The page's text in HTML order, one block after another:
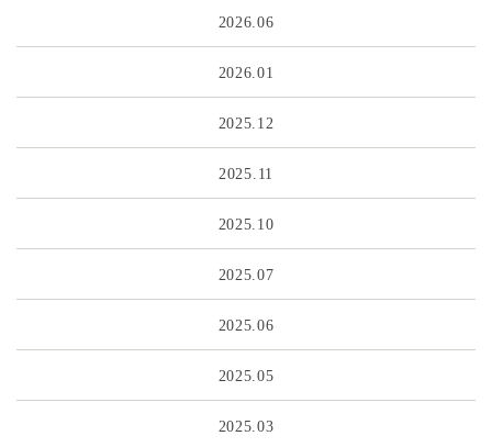
2026.06
2026.01
2025.12
2025.11
2025.10
2025.07
2025.06
2025.05
2025.03